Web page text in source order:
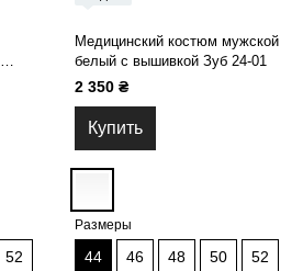
52
Медицинский костюм мужской
белый с вышивкой Зуб 24-01
2 350 ₴
Купить
Размеры
44 46 48 50 52